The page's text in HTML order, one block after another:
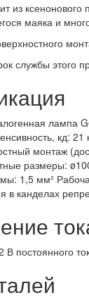
из
маяка и
этого
лампа
кд:
монтаж
размеры:
1,5 мм²
в канделах
В постоянного